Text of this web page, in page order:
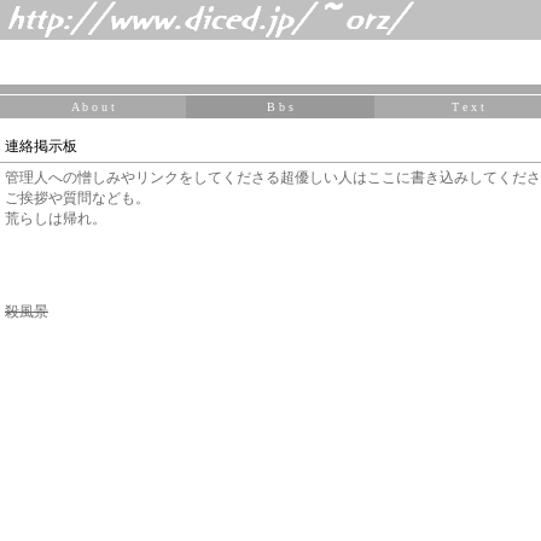
A b o u t B b s T e x t
連絡掲示板
管理人への憎しみやリンクをしてくださる超優しい人はここに書き込みしてくださ
ご挨拶や質問なども。
荒らしは帰れ。
殺風景